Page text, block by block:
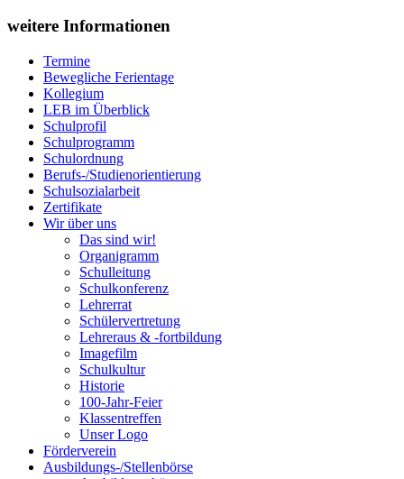
weitere Informationen
Termine
Bewegliche Ferientage
Kollegium
LEB im Überblick
Schulprofil
Schulprogramm
Schulordnung
Berufs-/Studienorientierung
Schulsozialarbeit
Zertifikate
Wir über uns
Das sind wir!
Organigramm
Schulleitung
Schulkonferenz
Lehrerrat
Schülervertretung
Lehreraus & -fortbildung
Imagefilm
Schulkultur
Historie
100-Jahr-Feier
Klassentreffen
Unser Logo
Förderverein
Ausbildungs-/Stellenbörse